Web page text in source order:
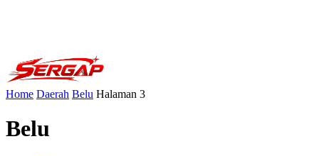
Home Daerah Belu Halaman 3
Belu